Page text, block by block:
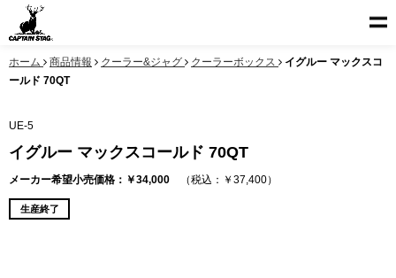
ホーム 商品情報 クーラー&ジャグ クーラーボックス
イグルー マックスコ
ールド 70QT
UE-5
イグルー マックスコールド 70QT
メーカー希望小売価格：￥34,000 （税込：￥37,400）
生産終了